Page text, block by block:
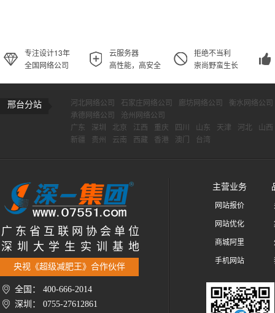
专注设计13年
全国网络公司
云服务器
高性能，高安全
拒绝不当利
崇尚野蛮生长
邢台分站 河北网络公司 石家庄网络公司 廊坊网络公司
衡水网络公司
承德网络公司
沧州网络公司
广东
深圳 北京 江西 重庆 四川 山东 天津 河北
山西
新疆
贵州 云南 西藏 香港 澳门 台湾
广 东 省 互 联 网 协 会 单 位
深 圳 大 学 生 实 训 基 地
央视《超级减肥王》合作伙伴
全国： 400-666-2014
深圳： 0755-27612861
主营业务
网站报价
网站优化
商城阿里
手机网站